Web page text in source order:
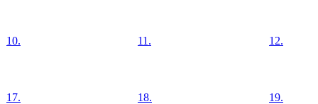
10. 11. 12.
17. 18. 19.